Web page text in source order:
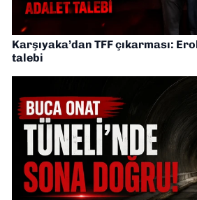
Karşıyaka’dan TFF çıkarması:
talebi